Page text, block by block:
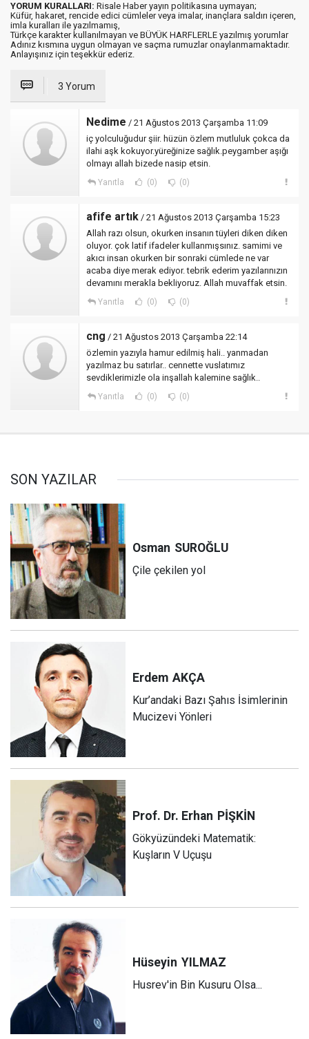
YORUM KURALLARI: Risale Haber yayın politikasına uymayan;
Küfür, hakaret, rencide edici cümleler veya imalar, inançlara saldırı içeren,
imla kuralları ile yazılmamış,
Türkçe karakter kullanılmayan ve BÜYÜK HARFLERLE yazılmış yorumlar
Adınız kısmına uygun olmayan ve saçma rumuzlar onaylanmamaktadır.
Anlayışınız için teşekkür ederiz.
3 Yorum
Nedime / 21 Ağustos 2013 Çarşamba 11:09
iç yolculuğudur şiir. hüzün özlem mutluluk çokca da
ilahi aşk kokuyor.yüreğinize sağlık.peygamber aşığı
olmayı allah bizede nasip etsin.
Yanıtla (0) (0)
afife artık / 21 Ağustos 2013 Çarşamba 15:23
Allah razı olsun, okurken insanın tüyleri diken diken
oluyor. çok latif ifadeler kullanmışsınız. samimi ve
akıcı insan okurken bir sonraki cümlede ne var
acaba diye merak ediyor. tebrik ederim yazılarınızın
devamını merakla bekliyoruz. Allah muvaffak etsin.
Yanıtla (0) (0)
cng / 21 Ağustos 2013 Çarşamba 22:14
özlemin yazıyla hamur edilmiş hali.. yanmadan
yazılmaz bu satırlar.. cennette vuslatımız
sevdiklerimizle ola inşallah kalemine sağlık..
Yanıtla (0) (0)
SON YAZILAR
Osman SUROĞLU
Çile çekilen yol
Erdem AKÇA
Kur’andaki Bazı Şahıs İsimlerinin
Mucizevi Yönleri
Prof. Dr. Erhan PİŞKİN
Gökyüzündeki Matematik:
Kuşların V Uçuşu
Hüseyin YILMAZ
Husrev'in Bin Kusuru Olsa...